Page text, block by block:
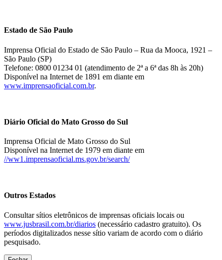
Estado de São Paulo
Imprensa Oficial do Estado de São Paulo – Rua da Mooca, 1921 –
São Paulo (SP)
Telefone: 0800 01234 01 (atendimento de 2ª a 6ª das 8h às 20h)
Disponível na Internet de 1891 em diante em
www.imprensaoficial.com.br.
Diário Oficial do Mato Grosso do Sul
Imprensa Oficial de Mato Grosso do Sul
Disponível na Internet de 1979 em diante em
//ww1.imprensaoficial.ms.gov.br/search/
Outros Estados
Consultar sítios eletrônicos de imprensas oficiais locais ou
www.jusbrasil.com.br/diarios (necessário cadastro gratuito). Os
períodos digitalizados nesse sítio variam de acordo com o diário
pesquisado.